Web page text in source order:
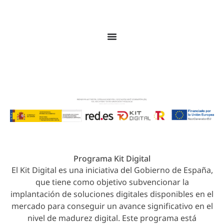
Programa Kit Digital
El Kit Digital es una iniciativa del Gobierno de España,
que tiene como objetivo subvencionar la
implantación de soluciones digitales disponibles en el
mercado para conseguir un avance significativo en el
nivel de madurez digital. Este programa está